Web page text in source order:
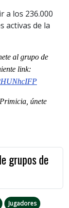
a los 236.000
activas de la
al grupo de
link:
únete
grupos de
Jugadores